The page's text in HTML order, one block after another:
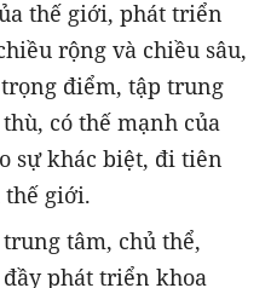
thế giới, phát triển
rộng và chiều sâu,
điểm, tập trung
có thế mạnh của
sự khác biệt, đi tiên
giới.
tâm, chủ thể,
phát triển khoa